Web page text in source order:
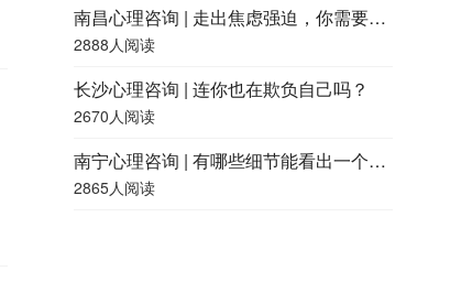
南昌心理咨询 | 走出焦虑强迫，你需要了解这四点
2888人阅读
长沙心理咨询 | 连你也在欺负自己吗？
2670人阅读
南宁心理咨询 | 有哪些细节能看出一个人的精神状况好不好？
2865人阅读